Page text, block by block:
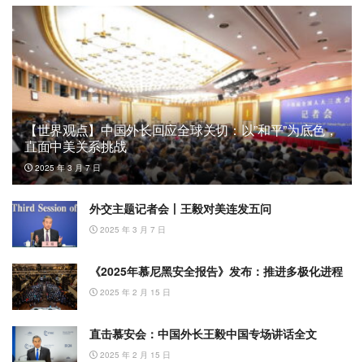
【世界观点】中国外长回应全球关切：以”和平”为底色，
直面中美关系挑战
2025 年 3 月 7 日
外交主题记者会丨王毅对美连发五问
2025 年 3 月 7 日
《2025年慕尼黑安全报告》发布：推进多极化进程
2025 年 2 月 15 日
直击慕安会：中国外长王毅中国专场讲话全文
2025 年 2 月 15 日